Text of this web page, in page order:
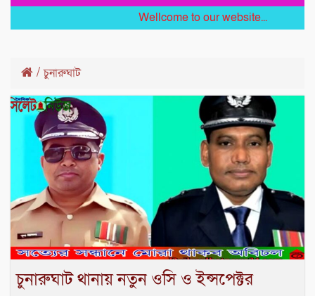
Wellcome to our website...
/চুনারুঘাট
চুনারুঘাট থানায় নতুন ওসি ও ইন্সপেক্টর